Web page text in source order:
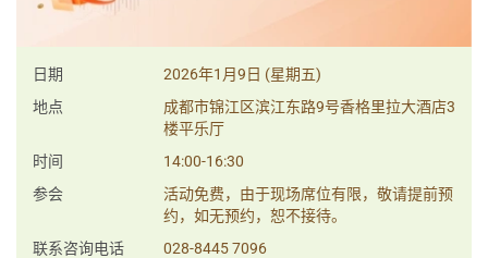
日期
2026年1月9日 (星期五)
地点
成都市锦江区滨江东路9号香格里拉大酒店3
楼平乐厅
时间
14:00-16:30
参会
活动免费，由于现场席位有限，敬请提前预
约，如无预约，恕不接待。
联系咨询电话
028-8445 7096